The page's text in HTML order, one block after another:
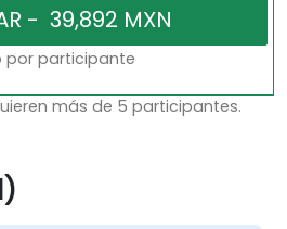
por participante
más de 5 participantes.